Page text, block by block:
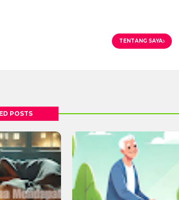
TENTANG SAYA
POSTS